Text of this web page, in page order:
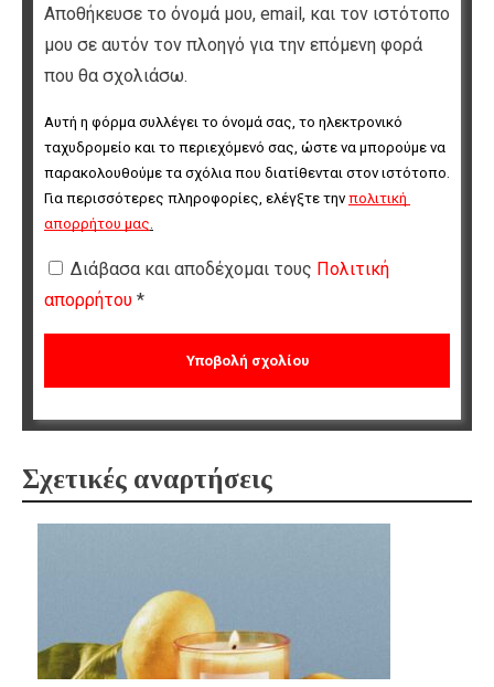
Αποθήκευσε το όνομά μου, email, και τον ιστότοπο
μου σε αυτόν τον πλοηγό για την επόμενη φορά
που θα σχολιάσω.
Αυτή η φόρμα συλλέγει το όνομά σας, το ηλεκτρονικό
ταχυδρομείο και το περιεχόμενό σας, ώστε να μπορούμε να
παρακολουθούμε τα σχόλια που διατίθενται στον ιστότοπο.
Για περισσότερες πληροφορίες, ελέγξτε την πολιτική
απορρήτου μας
Διάβασα και αποδέχομαι τους Πολιτική
απορρήτου *
Σχετικές αναρτήσεις